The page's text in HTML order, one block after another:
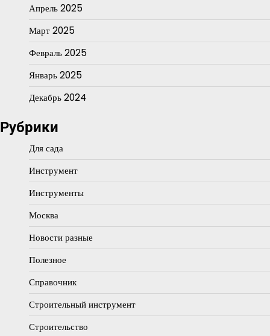
Апрель 2025
Март 2025
Февраль 2025
Январь 2025
Декабрь 2024
Рубрики
Для сада
Инструмент
Инструменты
Москва
Новости разные
Полезное
Справочник
Строительный инструмент
Строительство